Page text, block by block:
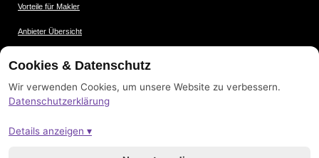
Vorteile für Makler
Anbieter Übersicht
Bildnachweis
Impressum
Cookies & Datenschutz
Wir verwenden Cookies, um unsere Website zu verbessern.
Datenschutzerklärung
Details anzeigen ▾